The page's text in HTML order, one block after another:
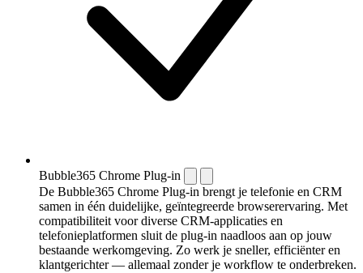
Bubble365 Chrome Plug-in
De Bubble365 Chrome Plug-in brengt je telefonie en CRM
samen in één duidelijke, geïntegreerde browserervaring. Met
compatibiliteit voor diverse CRM-applicaties en
telefonieplatformen sluit de plug-in naadloos aan op jouw
bestaande werkomgeving. Zo werk je sneller, efficiënter en
klantgerichter — allemaal zonder je workflow te onderbreken.